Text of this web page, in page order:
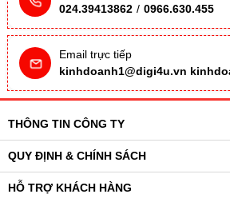
024.39413862 / 0966.630.455
Email trực tiếp
kinhdoanh1@digi4u.vn
THÔNG TIN CÔNG TY
QUY ĐỊNH & CHÍNH SÁCH
HỖ TRỢ KHÁCH HÀNG